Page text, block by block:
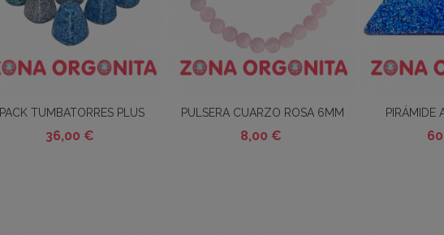
Añadir Al Carrito
PACK TUMBATORRES PLUS
36,00 €
Añadir Al Carrito
PULSERA CUARZO ROSA 6MM
8,00 €
Añadir Al
PIRÁMIDE